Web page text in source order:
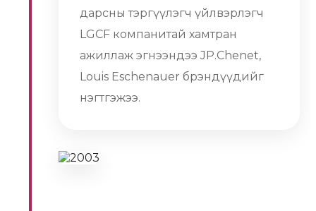
дарсны тэргүүлэгч үйлвэрлэгч
LGCF компанитай хамтран
ажиллаж эгнээндээ JP.Chenet,
Louis Eschenauer брэндүүдийг
нэгтгэжээ.